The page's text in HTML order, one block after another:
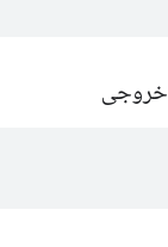
خروجی